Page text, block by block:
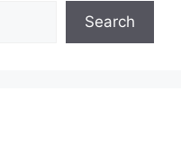
Search